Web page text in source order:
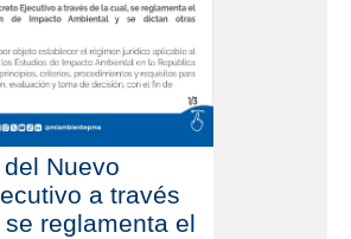
Nuevo
a través
reglamenta el